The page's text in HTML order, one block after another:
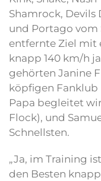
Shamrock, Devils
und Portago vom
entfernte Ziel mit
knapp 140 km/h
gehörten Janine
köpfigen Fanklub
Papa begleitet
Flock), und
Schnellsten.
„Ja, im Training
den Besten